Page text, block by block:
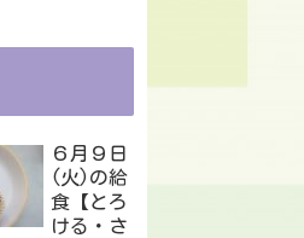
６月９日
(火)の給
食【とろ
ける・さ